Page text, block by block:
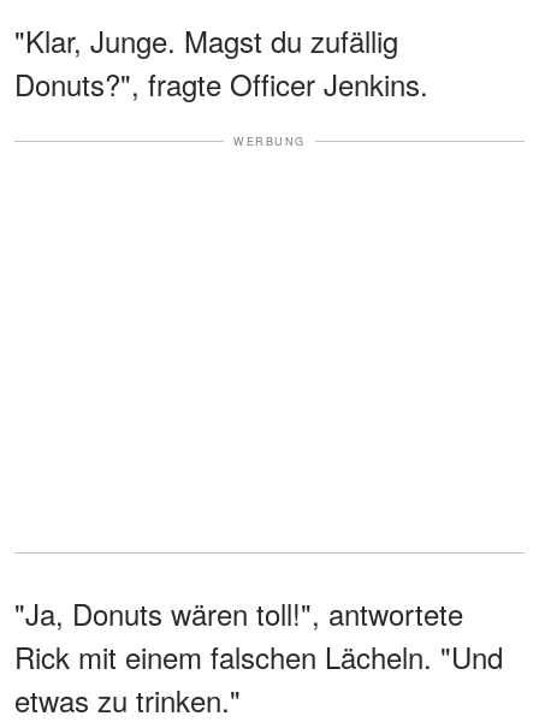
"Klar, Junge. Magst du zufällig
Donuts?", fragte Officer Jenkins.
WERBUNG
"Ja, Donuts wären toll!", antwortete
Rick mit einem falschen Lächeln. "Und
etwas zu trinken."